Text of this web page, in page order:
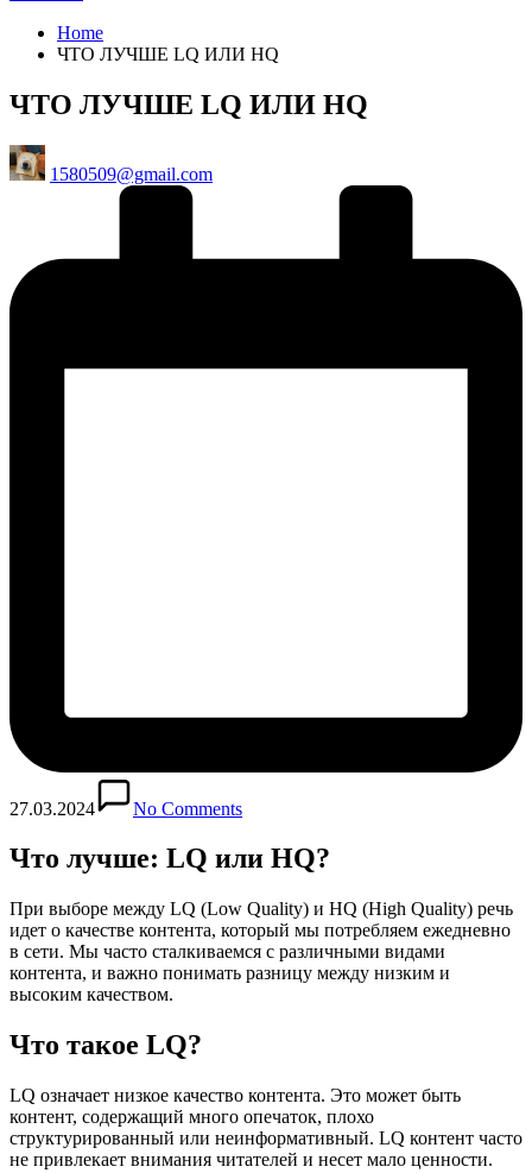
Home
ЧТО ЛУЧШЕ LQ ИЛИ HQ
ЧТО ЛУЧШЕ LQ ИЛИ HQ
Posted
by
1580509@gmail.com
27.03.2024 No Comments
Что лучше: LQ или HQ?
При выборе между LQ (Low Quality) и HQ (High Quality) речь
идет о качестве контента, который мы потребляем ежедневно
в сети. Мы часто сталкиваемся с различными видами
контента, и важно понимать разницу между низким и
высоким качеством.
Что такое LQ?
LQ означает низкое качество контента. Это может быть
контент, содержащий много опечаток, плохо
структурированный или неинформативный. LQ контент часто
не привлекает внимания читателей и несет мало ценности.